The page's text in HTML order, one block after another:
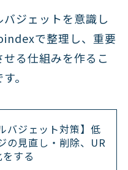
ジェットを意識し
で整理し、重要
る仕組みを作るこ
。
バジェット対策】低
の見直し・削除、UR
する